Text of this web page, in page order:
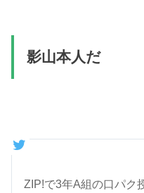
影山本人だ
ZIP!で3年A組の口パク